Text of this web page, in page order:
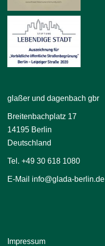
glaßer und dagenbach gbr
Breitenbachplatz 17
14195 Berlin
Deutschland
Tel. +49 30 618 1080
E-Mail info@glada-berlin.de
Impressum